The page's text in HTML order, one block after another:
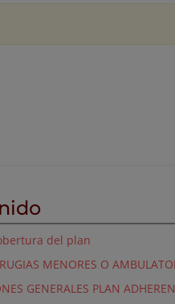
del plan
MENORES O
GENERALES PLAN